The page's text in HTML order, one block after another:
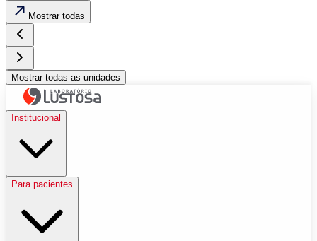
Mostrar todas
Mostrar todas as unidades
Institucional
Para pacientes